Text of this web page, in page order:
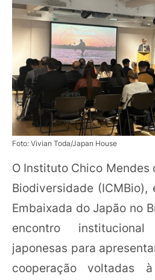
Foto: Vivian Toda/Japan House
O Instituto Chico Mendes
Biodiversidade
Embaixada do Japão no
encontro
japonesas para
cooperação voltadas